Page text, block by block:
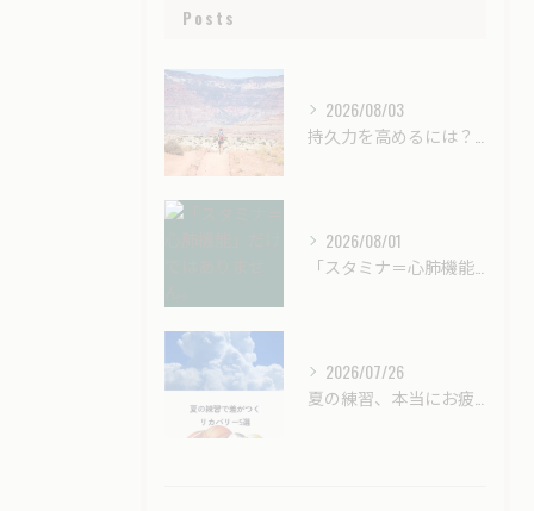
Posts
2026/08/03
持久力を高めるには？酸素カプセル（酸素ボックス）はスポーツ選手のコンディショニングに役立つ？
2026/08/01
「スタミナ＝心肺機能」だけではありません。
2026/07/26
夏の練習、本当にお疲れさまです！🌞